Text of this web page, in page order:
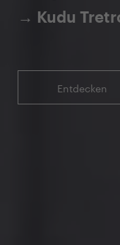
→ Kudu
Entdecken